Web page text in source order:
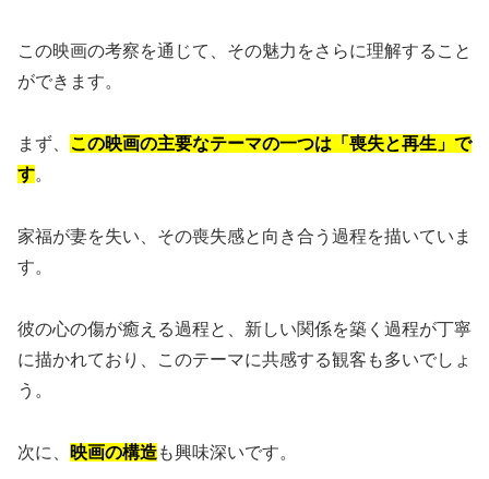
この映画の考察を通じて、その魅力をさらに理解すること
ができます。
まず、 この映画の主要なテーマの一つは「喪失と再生」で
す。
家福が妻を失い、その喪失感と向き合う過程を描いていま
す。
彼の心の傷が癒える過程と、新しい関係を築く過程が丁寧
に描かれており、このテーマに共感する観客も多いでしょ
う。
次に、 映画の構造も興味深いです。